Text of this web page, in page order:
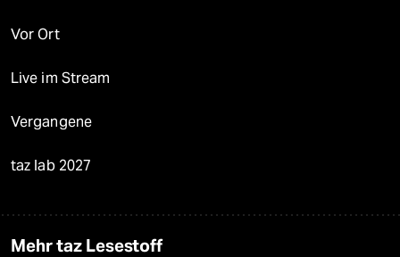
Vor Ort
Live im Stream
Vergangene
taz lab 2027
Mehr taz Lesestoff